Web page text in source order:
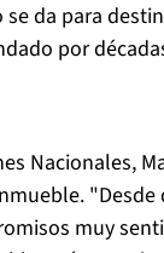
da para
por
Nacionales,
"
muy